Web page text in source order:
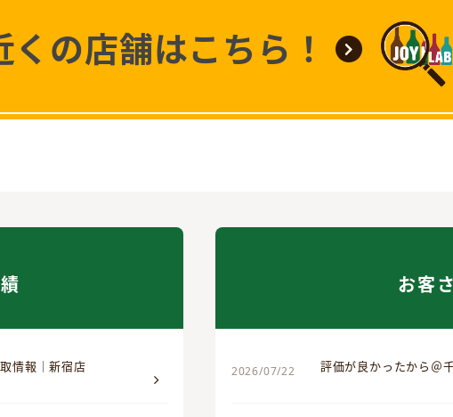
くの店舗はこちら！
情報｜新宿店
お客
2026/07/22 評価が良かったから＠